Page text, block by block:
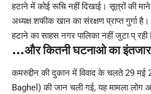
हटाने में कोई रूचि नहीं दिखाई। सूत्रों की माने
अध्यक्ष शफीक खान का संरक्षण प्राप्त गुर्गा
हटाने का साहस नगर पालिका नहीं जुटा प् रही
…और कितनी घटनाओ का इंतजार
कमरुद्दीन की दुकान में विवाद के चलते 29
Baghel) की जान चली गई, यह मामला लोग